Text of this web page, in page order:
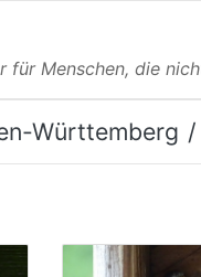
für Menschen, die
Württemberg